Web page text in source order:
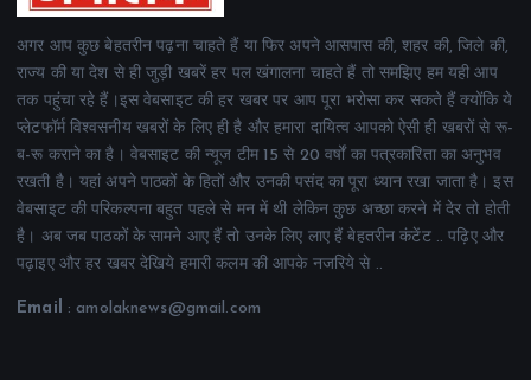
अगर आप कुछ बेहतरीन पढ़ना चाहते हैं या फिर अपने आसपास की, शहर की, जिले की,
राज्य की या देश से ही जुड़ी खबरें हर पल खंगालना चाहते हैं तो समझिए हम यही आप
तक पहुंचा रहे हैं।इस वेबसाइट की हर खबर पर आप पूरा भरोसा कर सकते हैं क्योंकि ये
प्लेटफॉर्म विश्वसनीय खबरों के लिए ही है और हमारा दायित्व आपको ऐसी ही खबरों से रू-
ब-रू कराने का है। वेबसाइट की न्यूज टीम 15 से 20 वर्षों का पत्रकारिता का अनुभव
रखती है। यहां अपने पाठकों के हितों और उनकी पसंद का पूरा ध्यान रखा जाता है। इस
वेबसाइट की परिकल्पना बहुत पहले से मन में थी लेकिन कुछ अच्छा करने में देर तो होती
है। अब जब पाठकों के सामने आए हैं तो उनके लिए लाए हैं बेहतरीन कंटेंट .. पढ़िए और
पढ़ाइए और हर खबर देखिये हमारी कलम की आपके नजरिये से ..
Email : amolaknews@gmail.com